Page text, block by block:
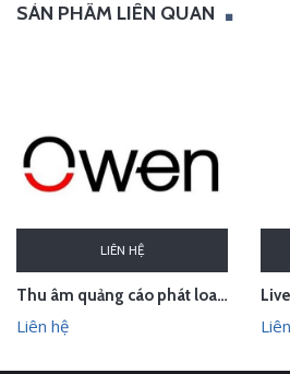
SẢN PHẨM LIÊN QUAN
LIÊN HỆ
Thu âm quảng cáo phát loa khai trương cửa hàng Owen Sơn La
Liên hệ